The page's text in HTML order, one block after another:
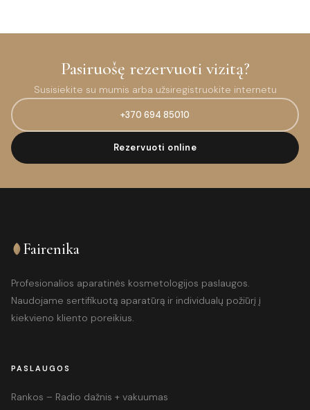
Pasiruošę rezervuoti vizitą?
Susisiekite su mumis arba užsiregistruokite internetu
+370 694 85010
Rezervuoti online
Fairenika
Profesionalios aparatinės kosmetologijos paslaugos.
Naudojame sertifikuotą aparatūrą ir individualų požiūrį į
kiekvieno kliento poreikius.
PASLAUGOS
Rankos – Radio dažnis + vakuumas